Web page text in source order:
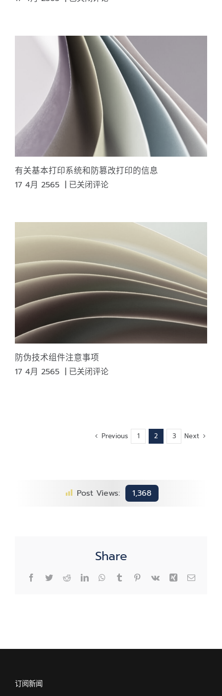
术
与
设
计
有关基本打印系统和防篡改打印的信息
17 4月 2565 | 有
本
印
统
和
防
篡
改
的
信
息
已关闭评论
防伪技术组件注意事项
17 4月 2565 | 防
已关闭评论
Previous 1 2 3 Next
Post Views: 1,368
Share
Facebook
TwitterRedditLinkedInWhatsApp
TumblrPinterest
Vk Xing Email
订阅新闻